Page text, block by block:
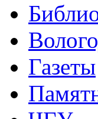
Газеты